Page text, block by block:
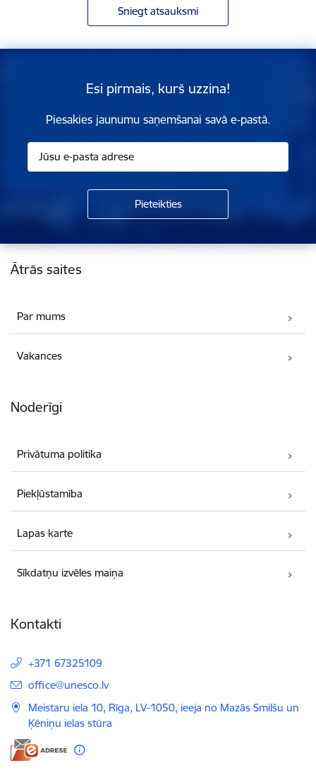
Sniegt atsauksmi
Esi pirmais, kurš uzzina!
Piesakies jaunumu saņemšanai savā e-pastā.
Kājene
Ātrās saites
Par mums
Vakances
Noderīgi
Privātuma politika
Piekļūstamība
Lapas karte
Sīkdatņu izvēles maiņa
Kontakti
+371 67325109
E-pasts:
office@unesco.lv
Meistaru iela 10, Rīga, LV-1050, ieeja no Mazās Smilšu un
Ķēniņu ielas stūra